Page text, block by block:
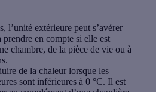
l’unité extérieure peut s’avérer
en compte si elle est
chambre, de la pièce de vie ou à
de la chaleur lorsque les
sont inférieures à 0 °C. Il est